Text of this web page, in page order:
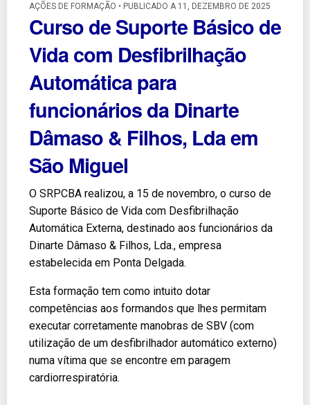
AÇÕES DE FORMAÇÃO • PUBLICADO A 11, DEZEMBRO DE 2025
Curso de Suporte Básico de
Vida com Desfibrilhação
Automática para
funcionários da Dinarte
Dâmaso & Filhos, Lda em
São Miguel
O SRPCBA realizou, a 15 de novembro, o curso de
Suporte Básico de Vida com Desfibrilhação
Automática Externa, destinado aos funcionários da
Dinarte Dâmaso & Filhos, Lda., empresa
estabelecida em Ponta Delgada.
Esta formação tem como intuito dotar
competências aos formandos que lhes permitam
executar corretamente manobras de SBV (com
utilização de um desfibrilhador automático externo)
numa vítima que se encontre em paragem
cardiorrespiratória.